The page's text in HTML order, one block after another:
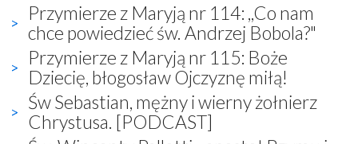
Przymierze z Maryją nr 114: ,,Co nam
chce powiedzieć św. Andrzej Bobola?"
Przymierze z Maryją nr 115: Boże
Dziecię, błogosław Ojczyznę miłą!
Św Sebastian, mężny i wierny żołnierz
Chrystusa. [PODCAST]